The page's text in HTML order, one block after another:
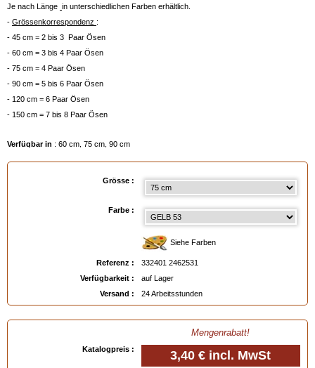
Je nach Länge in unterschiedlichen Farben erhältlich.
- Grössenkorrespondenz :
- 45 cm = 2 bis 3 Paar Ösen
- 60 cm = 3 bis 4 Paar Ösen
- 75 cm = 4 Paar Ösen
- 90 cm = 5 bis 6 Paar Ösen
- 120 cm = 6 Paar Ösen
- 150 cm = 7 bis 8 Paar Ösen
Verfügbar in : 60 cm, 75 cm, 90 cm
Grösse :
Farbe :
Siehe Farben
Referenz :
332401 2462531
Verfügbarkeit :
auf Lager
Versand :
24 Arbeitsstunden
Mengenrabatt!
Katalogpreis : 3,40 € incl. MwSt